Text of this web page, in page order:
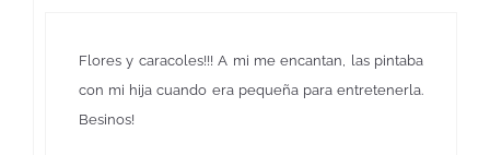
Flores y caracoles!!! A mi me encantan, las pintaba
con mi hija cuando era pequeña para entretenerla.
Besinos!